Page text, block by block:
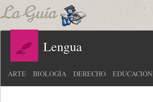
Lengua
ARTE BIOLOGÍA DERECHO EDUCACIÓN